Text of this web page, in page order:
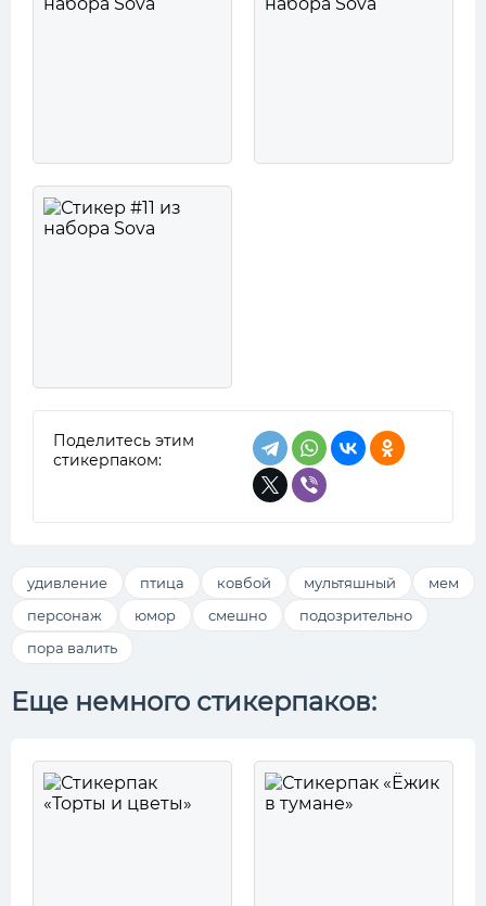
Поделитесь этим
стикерпаком:
удивление птица ковбой мультяшный
мем
персонаж
юмор смешно
подозрительно
пора валить
Еще немного стикерпаков: